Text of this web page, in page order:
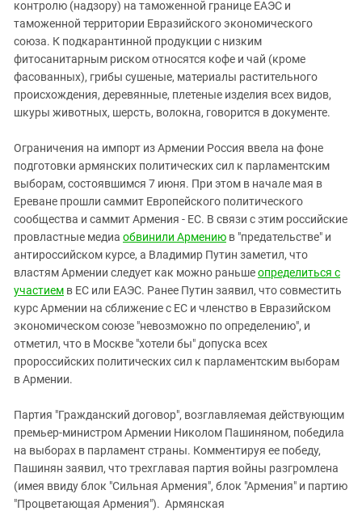
контролю (надзору) на таможенной границе ЕАЭС и
таможенной территории Евразийского экономического
союза. К подкарантинной продукции с низким
фитосанитарным риском относятся кофе и чай (кроме
фасованных), грибы сушеные, материалы растительного
происхождения, деревянные, плетеные изделия всех видов,
шкуры животных, шерсть, волокна, говорится в документе.
Ограничения на импорт из Армении Россия ввела на фоне
подготовки армянских политических сил к парламентским
выборам, состоявшимся 7 июня. При этом в начале мая в
Ереване прошли саммит Европейского политического
сообщества и саммит Армения - ЕС. В связи с этим российские
провластные медиа обвинили Армению в "предательстве" и
антироссийском курсе, а Владимир Путин заметил, что
властям Армении следует как можно раньшеопределиться с
участием в ЕС или ЕАЭС. Ранее Путин заявил, что совместить
курс Армении на сближение с ЕС и членство в Евразийском
экономическом союзе "невозможно по определению", и
отметил, что в Москве "хотели бы" допуска всех
пророссийских политических сил к парламентским выборам
в Армении.
Партия "Гражданский договор", возглавляемая действующим
премьер-министром Армении Николом Пашиняном, победила
на выборах в парламент страны. Комментируя ее победу,
Пашинян заявил, что трехглавая партия войны разгромлена
(имея ввиду блок "Сильная Армения", блок "Армения" и партию
"Процветающая Армения"). Армянская